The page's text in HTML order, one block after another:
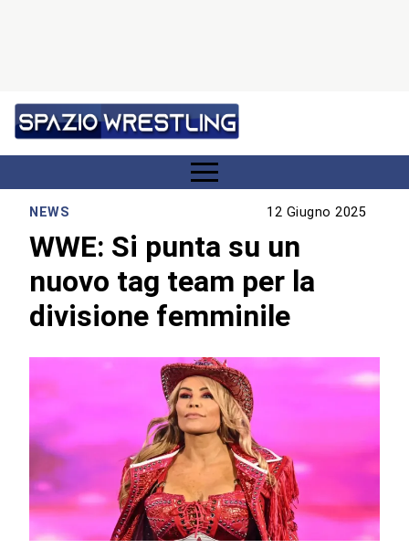
NEWS 12 Giugno 2025
WWE: Si punta su un
nuovo tag team per la
divisione femminile